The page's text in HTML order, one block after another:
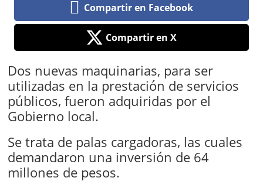
Compartir en Facebook
Compartir en X
Dos nuevas maquinarias, para ser
utilizadas en la prestación de servicios
públicos, fueron adquiridas por el
Gobierno local.
Se trata de palas cargadoras, las cuales
demandaron una inversión de 64
millones de pesos.